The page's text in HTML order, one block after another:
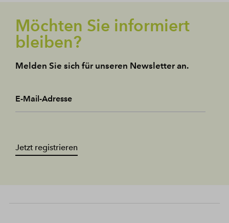
Möchten Sie informiert
bleiben?
Melden Sie sich für unseren Newsletter an.
E-Mail-Adresse
Jetzt registrieren